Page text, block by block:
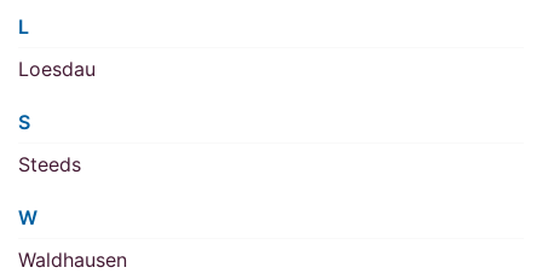
L
Loesdau
S
Steeds
W
Waldhausen